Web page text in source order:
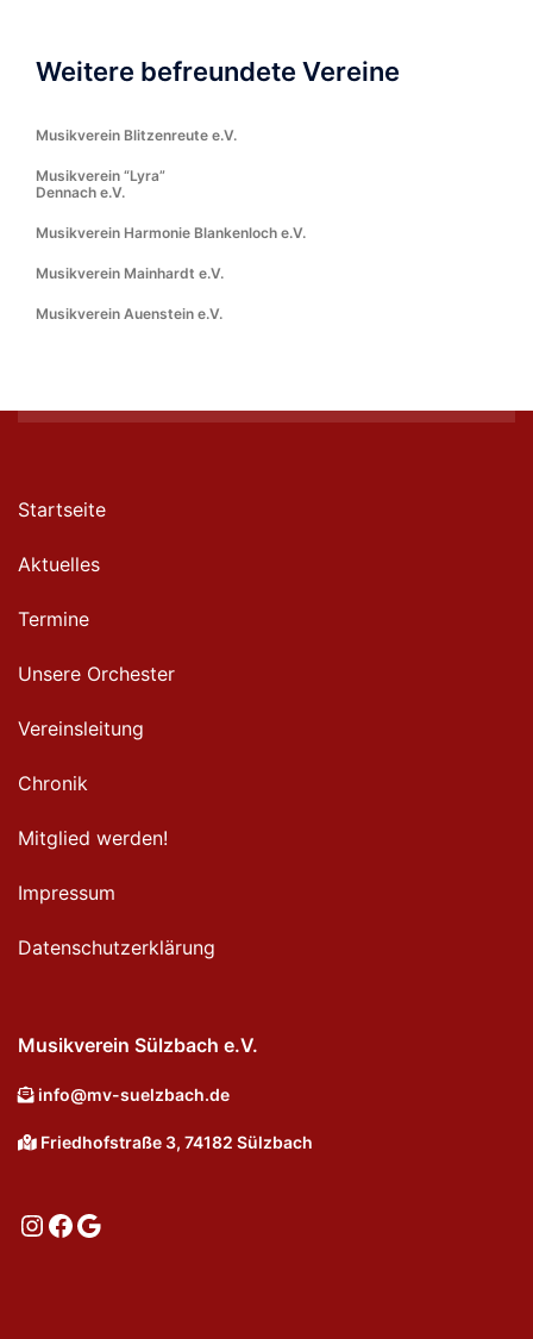
Weitere befreundete Vereine
Musikverein Blitzenreute e.V.
Musikverein “Lyra”
Dennach e.V.
Musikverein Harmonie Blankenloch e.V.
Musikverein Mainhardt e.V.
Musikverein Auenstein e.V.
Startseite
Aktuelles
Termine
Unsere Orchester
Vereinsleitung
Chronik
Mitglied werden!
Impressum
Datenschutzerklärung
Musikverein Sülzbach e.V.
info@mv-suelzbach.de
Friedhofstraße 3, 74182 Sülzbach
Instagram
Facebook
Google